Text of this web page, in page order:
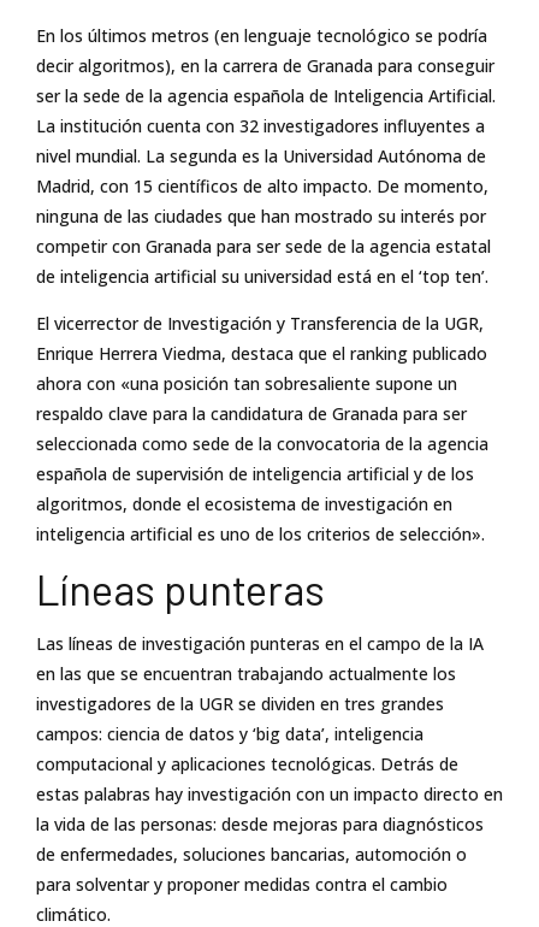
En los últimos metros (en lenguaje tecnológico se podría
decir algoritmos), en la carrera de Granada para conseguir
ser la sede de la agencia española de Inteligencia Artificial.
La institución cuenta con 32 investigadores influyentes a
nivel mundial. La segunda es la Universidad Autónoma de
Madrid, con 15 científicos de alto impacto. De momento,
ninguna de las ciudades que han mostrado su interés por
competir con Granada para ser sede de la agencia estatal
de inteligencia artificial su universidad está en el ‘top ten’.
El vicerrector de Investigación y Transferencia de la UGR,
Enrique Herrera Viedma, destaca que el ranking publicado
ahora con «una posición tan sobresaliente supone un
respaldo clave para la candidatura de Granada para ser
seleccionada como sede de la convocatoria de la agencia
española de supervisión de inteligencia artificial y de los
algoritmos, donde el ecosistema de investigación en
inteligencia artificial es uno de los criterios de selección».
Líneas punteras
Las líneas de investigación punteras en el campo de la IA
en las que se encuentran trabajando actualmente los
investigadores de la UGR se dividen en tres grandes
campos: ciencia de datos y ‘big data’, inteligencia
computacional y aplicaciones tecnológicas. Detrás de
estas palabras hay investigación con un impacto directo en
la vida de las personas: desde mejoras para diagnósticos
de enfermedades, soluciones bancarias, automoción o
para solventar y proponer medidas contra el cambio
climático.